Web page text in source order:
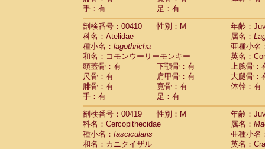
手：有
足：有
剖検番号：00410
性別：M
年齢：
科名：Atelidae
属名：
種小名： lagothricha
亜種小名
和名：コモンウーリーモンキー
英名：
頭蓋骨：有
下顎骨：有
上腕骨：
尺骨：有
肩甲骨：有
大腿骨：
腓骨：有
寛骨：有
体幹：有
手：有
足：有
剖検番号：00419
性別：M
年齢：
科名：Cercopithecidae
属名：
種小名： fascicularis
亜種小名
和名：カニクイザル
英名：